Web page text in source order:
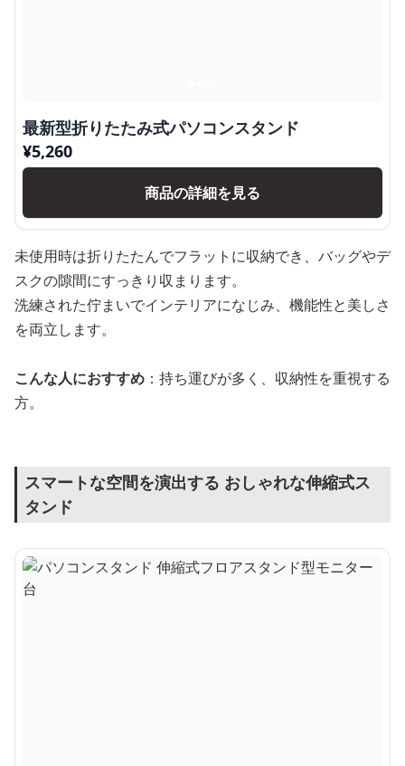
最新型折りたたみ式パソコンスタンド
¥5,260
商品の詳細を見る
未使用時は折りたたんでフラットに収納でき、バッグやデ
スクの隙間にすっきり収まります。
洗練された佇まいでインテリアになじみ、機能性と美しさ
を両立します。
こんな人におすすめ ：持ち運びが多く、収納性を重視する
方。
スマートな空間を演出する おしゃれな伸縮式ス
タンド